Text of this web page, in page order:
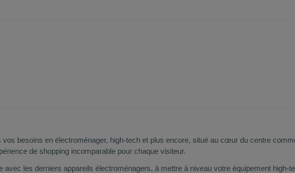
besoins en électroménager, high-tech et plus encore, situé au cœur du centre
de shopping incomparable pour chaque visiteur.
les derniers appareils électroménagers, à mettre à niveau votre équipement high-